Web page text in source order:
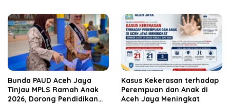
Bunda PAUD Aceh Jaya
Tinjau MPLS Ramah Anak
2026, Dorong Pendidikan
Kasus Kekerasan terhadap
Perempuan dan Anak di
Aceh Jaya Meningkat